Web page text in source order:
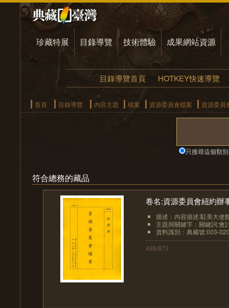
珍藏特展 目錄導覽 技術體驗 成果網站資源
目錄導覽首頁 HOTKEY快速導覽
首頁 目錄導覽 內容主題 檔案 資源委員會檔案 資源委員
只搜尋這個類別
符合總務的藏品
卷名:資源委員會紐約辦
描述：內容描述:駐美大使
主題與關鍵字：關鍵詞:會
資料識別：典藏號:003-
496/873